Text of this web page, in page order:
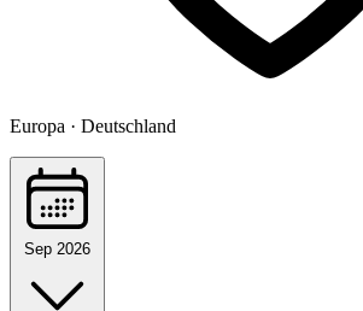
Europa · Deutschland
Sep 2026